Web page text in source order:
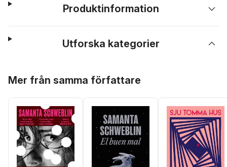
Produktinformation
Utforska kategorier
Mer från samma författare